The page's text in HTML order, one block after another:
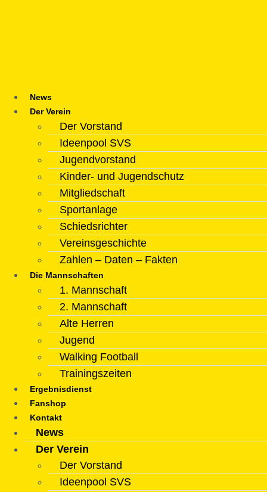
News
Der Verein
Der Vorstand
Ideenpool SVS
Jugendvorstand
Kinder- und Jugendschutz
Mitgliedschaft
Sportanlage
Schiedsrichter
Vereinsgeschichte
Zahlen – Daten – Fakten
Die Mannschaften
1. Mannschaft
2. Mannschaft
Alte Herren
Jugend
Walking Football
Trainingszeiten
Ergebnisdienst
Fanshop
Kontakt
News
Der Verein
Der Vorstand
Ideenpool SVS